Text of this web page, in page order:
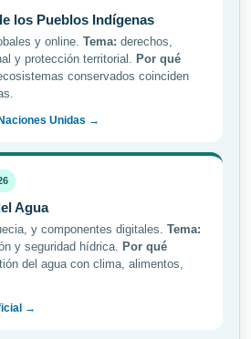
los Pueblos Indígenas
y online. Tema: derechos,
y protección territorial. Por qué
conservados coinciden
Unidas →
Agua
y componentes digitales. Tema:
y seguridad hídrica. Por qué
del agua con clima, alimentos,
→